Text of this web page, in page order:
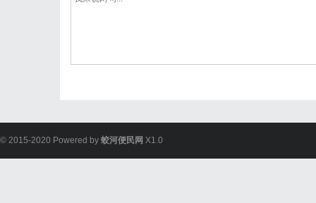
© 2015-2020 Powered by 蛟河便民网 X1.0